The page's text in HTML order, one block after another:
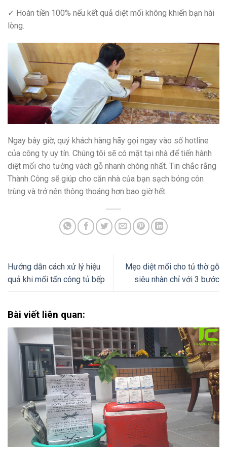
✓ Hoàn tiền 100% nếu kết quả diệt mối không khiến bạn hài
lòng.
Ngay bây giờ, quý khách hàng hãy gọi ngay vào số hotline
của công ty uy tín. Chúng tôi sẽ có mặt tại nhà để tiến hành
diệt mối cho tường vách gỗ nhanh chóng nhất. Tin chắc rằng
Thành Công sẽ giúp cho căn nhà của bạn sạch bóng côn
trùng và trở nên thông thoáng hơn bao giờ hết.
Hướng dẫn cách xử lý hiệu
quả khi mối tấn công tủ bếp
Mẹo diệt mối cho tủ thờ gỗ
siêu nhàn chỉ với 3 bước
Bài viết liên quan: